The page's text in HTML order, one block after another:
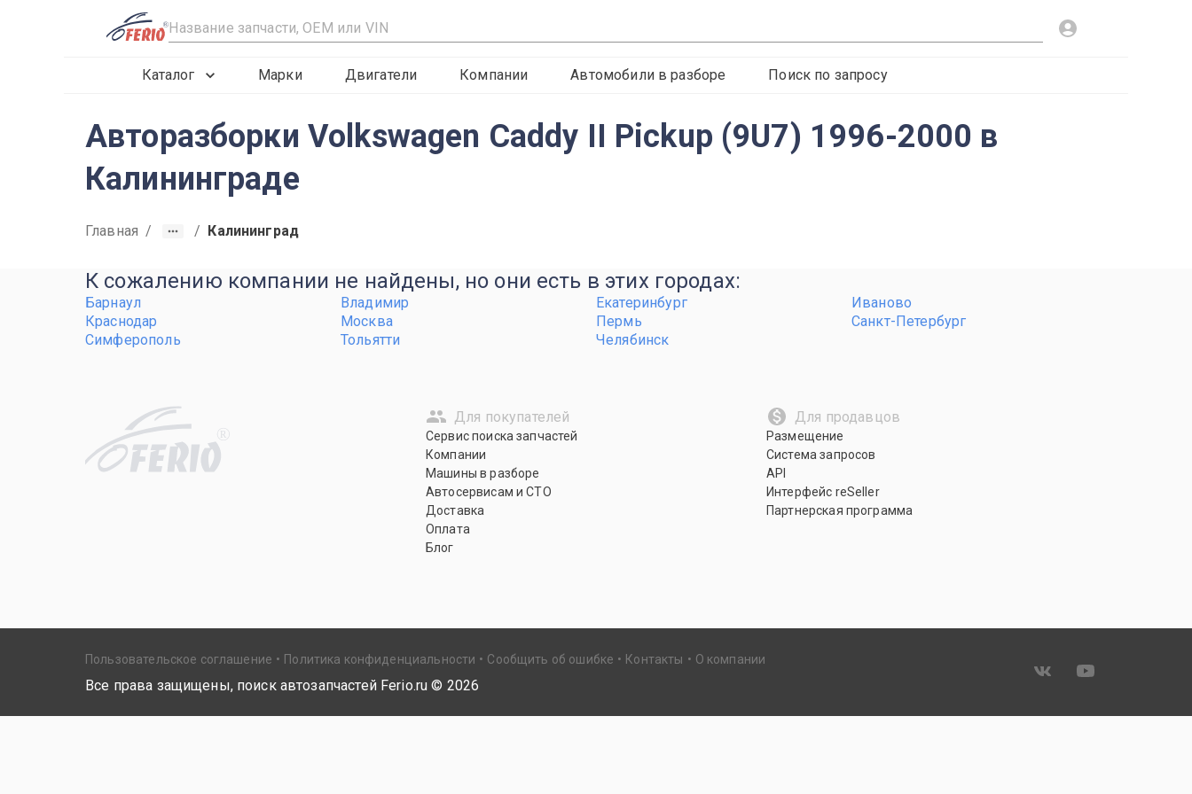
R
Каталог Марки Двигатели Компании Автомобили в разборе Поиск по запросу
Авторазборки Volkswagen Caddy II Pickup (9U7) 1996-2000 в
Калининграде
Главная / / Калининград
К сожалению компании не найдены, но они есть в этих городах:
Барнаул Владимир Екатеринбург
Иваново
Краснодар
Москва Пермь
Санкт-Петербург
Симферополь
Тольятти Челябинск
R
Для покупателей
Сервис поиска запчастей
Компании
Машины в разборе
Автосервисам и СТО
Доставка
Оплата
Блог
Для продавцов
Размещение
Система запросов
API
Интерфейс reSeller
Партнерская программа
Пользовательское соглашение Политика конфиденциальности Сообщить об ошибке Контакты О компании
Все права защищены, поиск автозапчастей Ferio.ru © 2026